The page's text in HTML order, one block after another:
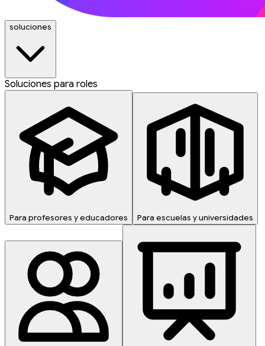
soluciones
Soluciones para roles
Para profesores y educadores Para escuelas y universidades